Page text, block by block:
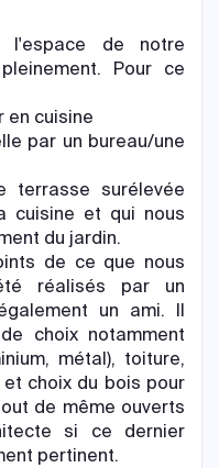
l'espace de notre
Pour ce
en cuisine
par un bureau/une
terrasse surélevée
cuisine et qui nous
du jardin.
de ce que nous
réalisés par un
un ami. Il
choix notamment
métal), toiture,
choix du bois pour
de même ouverts
si ce dernier
pertinent.